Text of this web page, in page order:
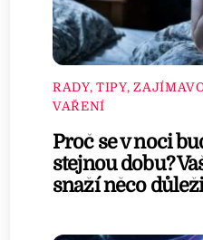
RADY, TIPY,
VAŘENÍ
Proč se v noci
stejnou dobu?
snaží něco